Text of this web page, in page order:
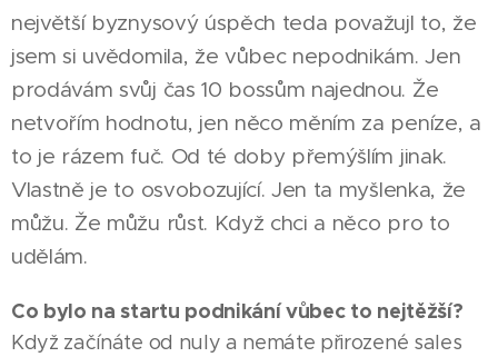
největší byznysový úspěch teda považujI to, že
jsem si uvědomila, že vůbec nepodnikám. Jen
prodávám svůj čas 10 bossům najednou. Že
netvořím hodnotu, jen něco měním za peníze, a
to je rázem fuč. Od té doby přemýšlím jinak.
Vlastně je to osvobozující. Jen ta myšlenka, že
můžu. Že můžu růst. Když chci a něco pro to
udělám.
Co bylo na startu podnikání vůbec to nejtěžší?
Když začínáte od nuly a nemáte přirozené sales